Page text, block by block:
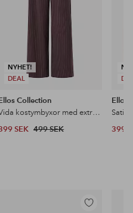
NYHET!
DEAL
Collection
Vida kostymbyxor med extra hög midja
SEK 499 SEK
Ellos
399
Lägg